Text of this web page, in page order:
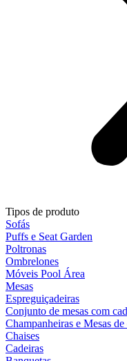
Tipos de produto
Sofás
Puffs e Seat Garden
Poltronas
Ombrelones
Móveis Pool Área
Mesas
Espreguiçadeiras
Conjunto de mesas com
Champanheiras e Mesas
Chaises
Cadeiras